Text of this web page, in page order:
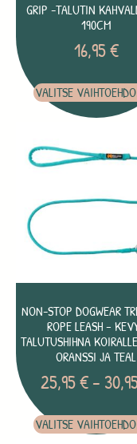
GRIP -TALUTIN
190CM
16,95€
VALITSE
NON-STOP DOGWEAR
ROPE LEASH –
TALUTUSHIHNA
ORANSSI JA TEAL
25,95€–
VALITSE